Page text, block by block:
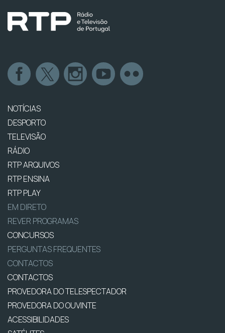
NOTÍCIAS
DESPORTO
TELEVISÃO
RÁDIO
RTP ARQUIVOS
RTP ENSINA
RTP PLAY
EM DIRETO
REVER PROGRAMAS
CONCURSOS
PERGUNTAS FREQUENTES
CONTACTOS
CONTACTOS
PROVEDORA DO TELESPECTADOR
PROVEDORA DO OUVINTE
ACESSIBILIDADES